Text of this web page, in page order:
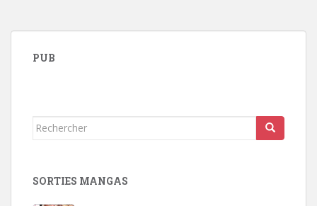
PUB
Rechercher...
SORTIES MANGAS